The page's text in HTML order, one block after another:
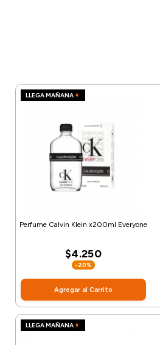
LLEGA MAÑANA
Perfume Calvin Klein x200ml Everyone
$4.250
-20%
Agregar al Carrito
LLEGA MAÑANA